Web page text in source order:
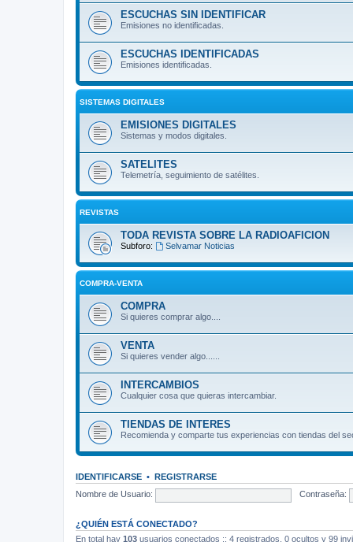
ESCUCHAS SIN IDENTIFICAR
Emisiones no identificadas.
ESCUCHAS IDENTIFICADAS
Emisiones identificadas.
SISTEMAS DIGITALES
EMISIONES DIGITALES
Sistemas y modos digitales.
SATELITES
Telemetría, seguimiento de satélites.
REVISTAS
TODA REVISTA SOBRE LA RADIOAFICION
Subforo: Selvamar Noticias
COMPRA-VENTA
COMPRA
Si quieres comprar algo....
VENTA
Si quieres vender algo......
INTERCAMBIOS
Cualquier cosa que quieras intercambiar.
TIENDAS DE INTERES
Recomienda y comparte tus experiencias con tiendas del
IDENTIFICARSE • REGISTRARSE
Nombre de Usuario:
Contraseña:
¿QUIÉN ESTÁ CONECTADO?
En total hay 103 usuarios conectados :: 4 registrados, 0 ocultos y 99